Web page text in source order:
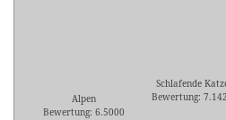
Alpen
Bewertung: 6.5000
Schlafende
Bewertung: